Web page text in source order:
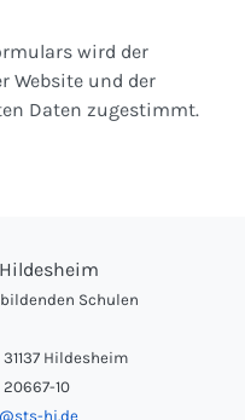
wird der
Website und der
Daten zugestimmt.
Schulen
Hildesheim
20667-10
hi.de